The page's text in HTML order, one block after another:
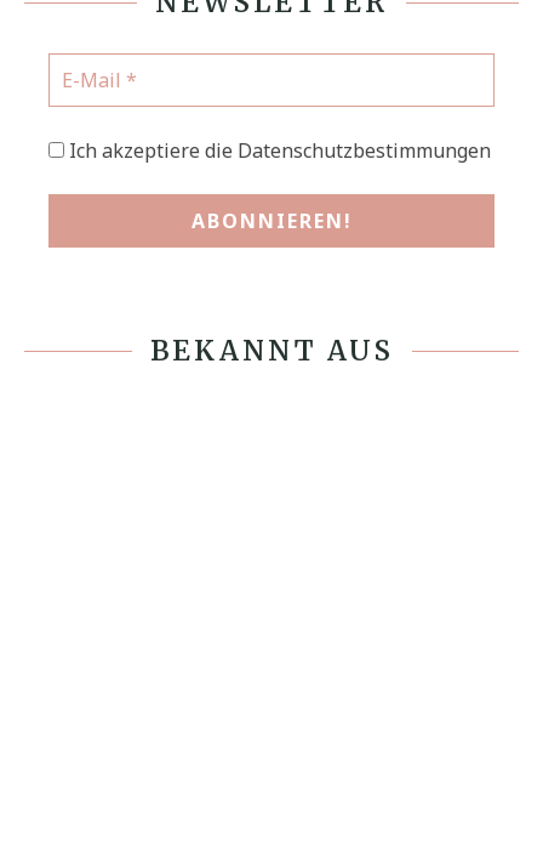
Ich akzeptiere die Datenschutzbestimmungen
BEKANNT AUS